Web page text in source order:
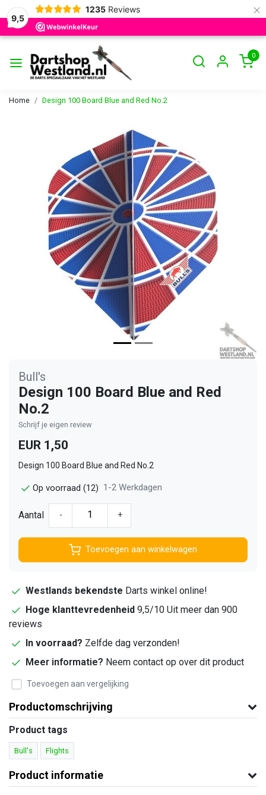
9,5
1235 Reviews ×
0
Home Design 100 Board Blue and Red No.2
Bull's
Design 100 Board Blue and Red
No.2
Schrijf je eigen review
EUR 1,50
Design 100 Board Blue and Red No.2
Op voorraad (12) 1-2 Werkdagen
Aantal - +
Toevoegen aan winkelwagen
Westlands bekendste Darts winkel online!
Hoge klanttevredenheid 9,5/10 Uit meer dan 900
reviews
In voorraad? Zelfde dag verzonden!
Meer informatie? Neem contact op over dit product
Toevoegen aan vergelijking
Productomschrijving
Product tags
Bull's Flights
Product informatie